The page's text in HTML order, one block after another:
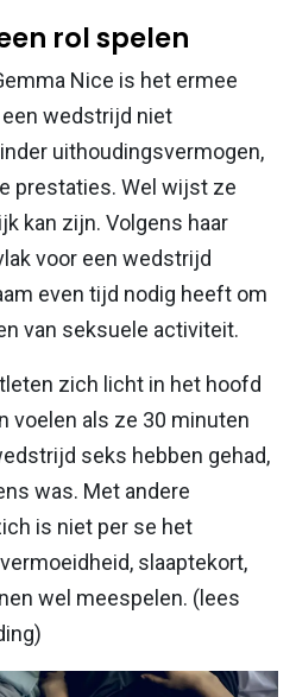
rol spelen
Nice is het ermee
wedstrijd niet
uithoudingsvermogen,
prestaties. Wel wijst ze
kan zijn. Volgens haar
voor een wedstrijd
even tijd nodig heeft om
van seksuele activiteit.
zich licht in het hoofd
voelen als ze 30 minuten
seks hebben gehad,
was. Met andere
is niet per se het
slaaptekort,
wel meespelen. (lees